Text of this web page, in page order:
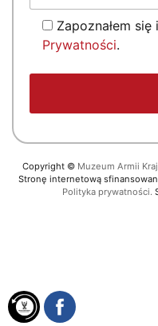
Zapoznałem
Prywatności.
Copyright © Muzeum Armii
Stronę internetową
Polityka prywatności.